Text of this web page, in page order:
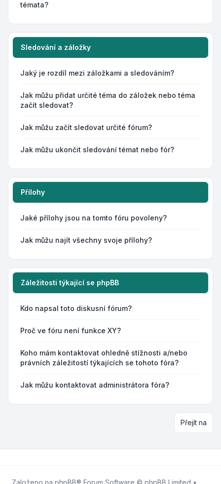
témata?
Sledování a záložky
Jaký je rozdíl mezi záložkami a sledováním?
Jak můžu přidat určité téma do záložek nebo téma
začít sledovat?
Jak můžu začít sledovat určité fórum?
Jak můžu ukončit sledování témat nebo fór?
Přílohy
Jaké přílohy jsou na tomto fóru povoleny?
Jak můžu najít všechny svoje přílohy?
Záležitosti týkající se phpBB
Kdo napsal toto diskusní fórum?
Proč ve fóru není funkce XY?
Koho mám kontaktovat ohledně stížnosti a/nebo
právních záležitostí týkajících se tohoto fóra?
Jak můžu kontaktovat administrátora fóra?
Přejít na
Založeno na phpBB® Forum Software © phpBB Limited •